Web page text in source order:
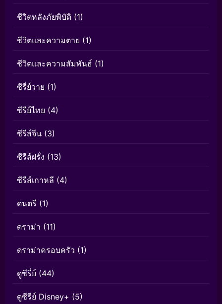
ชีวิตหลังภัยพิบัติ (1)
ชีวิตและความตาย (1)
ชีวิตและความสัมพันธ์ (1)
ซีรี่ย์วาย (1)
ซีรีย์ไทย (4)
ซีรีส์จีน (3)
ซีรีส์ฝรั่ง (13)
ซีรีส์เกาหลี (4)
ดนตรี (1)
ดราม่า (11)
ดราม่าครอบครัว (1)
ดูซีรี่ย์ (44)
ดูซีรีย์ Disney+ (5)